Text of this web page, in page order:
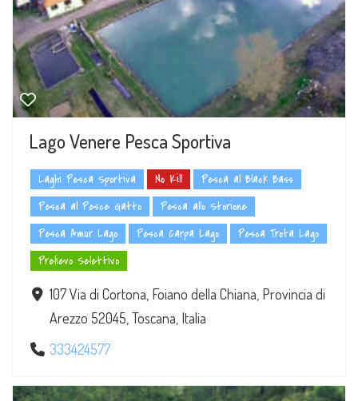
Lago Venere Pesca Sportiva
Laghi Pesca Sportiva No Kill
Pesca al Black Bass
Pesca al Pesce Gatto
Pesca allo Storione
Pesca Amur Lago
Pesca Carpa Lago
Pesca Trota Lago
Prelievo Selettivo
107 Via di Cortona, Foiano della Chiana, Provincia di
Arezzo 52045, Toscana, Italia
333424577